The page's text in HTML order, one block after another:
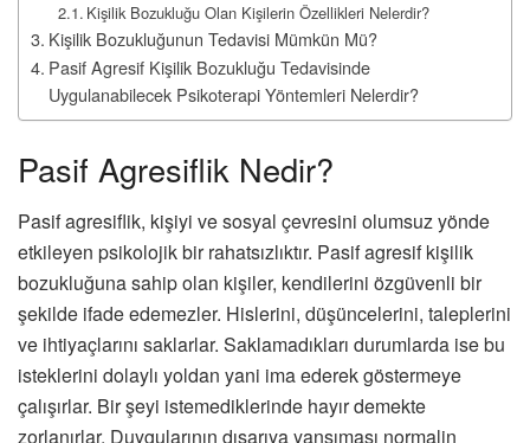
Kişilik Bozukluğu Olan Kişilerin Özellikleri Nelerdir?
Kişilik Bozukluğunun Tedavisi Mümkün Mü?
Pasif Agresif Kişilik Bozukluğu Tedavisinde
Uygulanabilecek Psikoterapi Yöntemleri Nelerdir?
Pasif Agresiflik Nedir?
Pasif agresiflik, kişiyi ve sosyal çevresini olumsuz yönde
etkileyen psikolojik bir rahatsızlıktır. Pasif agresif kişilik
bozukluğuna sahip olan kişiler, kendilerini özgüvenli bir
şekilde ifade edemezler. Hislerini, düşüncelerini, taleplerini
ve ihtiyaçlarını saklarlar. Saklamadıkları durumlarda ise bu
isteklerini dolaylı yoldan yani ima ederek göstermeye
çalışırlar. Bir şeyi istemediklerinde hayır demekte
zorlanırlar. Duygularının dışarıya yansıması normalin